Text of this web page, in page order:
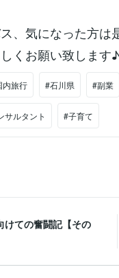
、気になった方
くお願い致します
内旅行 #石川県 #副業
サルタント #子育て
けての奮闘記【その